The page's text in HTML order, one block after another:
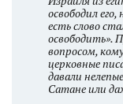
освободил
есть слово
освободить».
вопросом,
церковные
давали
Сатане или